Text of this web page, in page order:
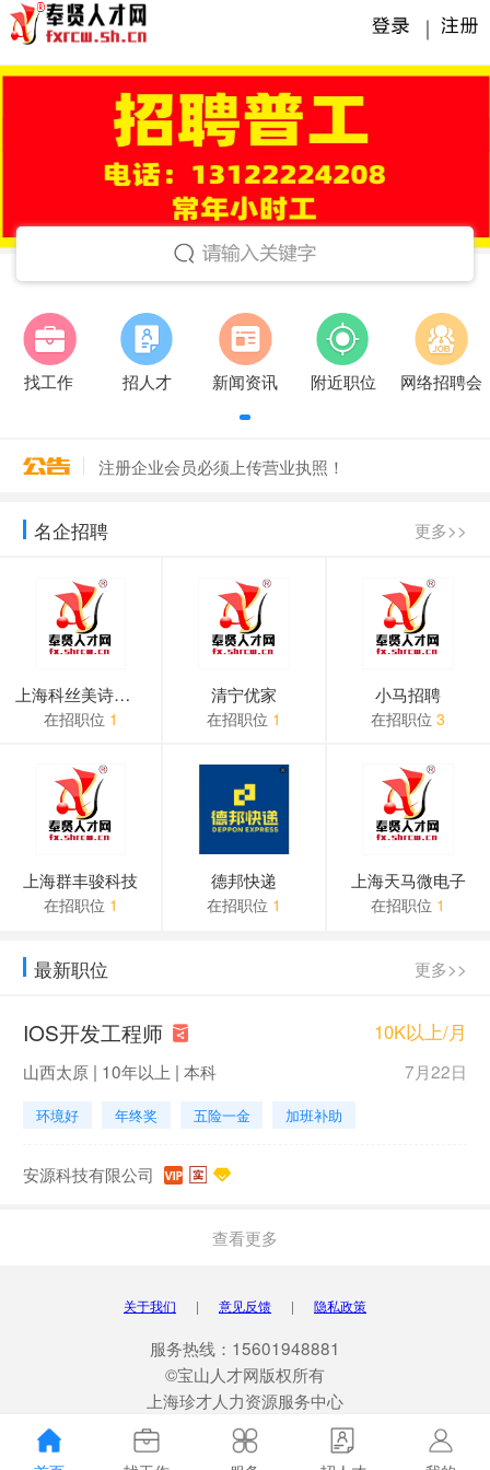
｜
找工作 招人才 新闻资讯 附近职位 网络招聘会
注册企业会员必须上传营业执照！
会员资费标准详细说明
名企招聘 更多>>
上海科丝美诗化妆品
在招职位 1
清宁优家
在招职位 1
小马招聘
在招职位3
上海群丰骏科技
在招职位 1
德邦快递
在招职位 1
上海天马微电子
在招职位 1
最新职位 更多>>
IOS开发工程师 10K以上/月
山西太原 | 10年以上 | 本科 7月22日
环境好 年终奖 五险一金 加班补助
安源科技有限公司
查看更多
关于我们 | 意见反馈 | 隐私政策
服务热线：15601948881
©宝山人才网版权所有
上海珍才人力资源服务中心